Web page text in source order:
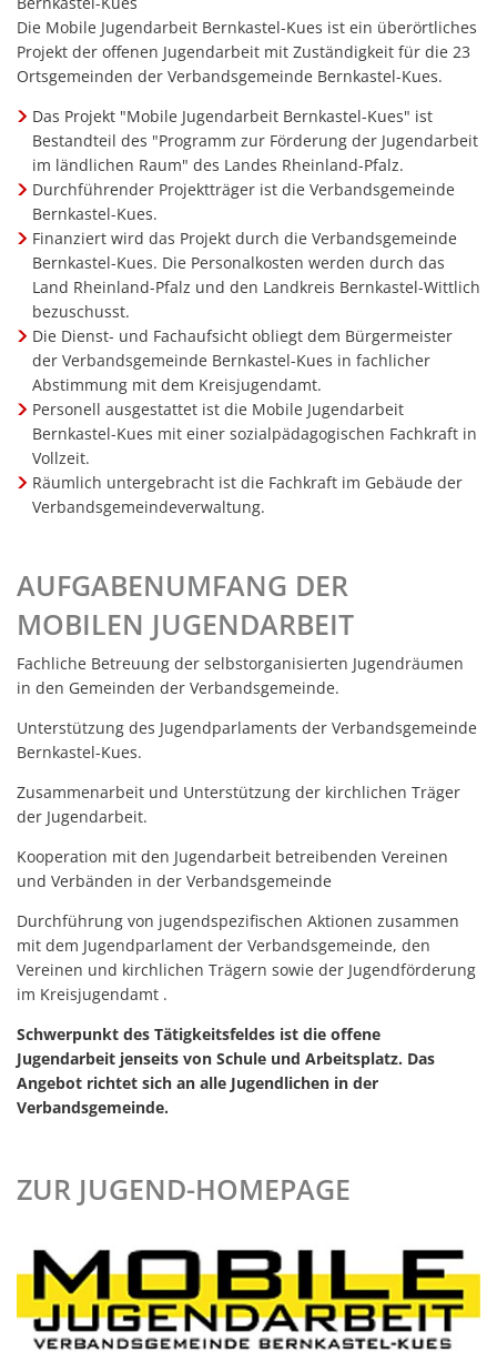
Lebenslagen
Mitfahrerbank
Moselbad
Mosel-Kino
Mosel-Musikfestival
Räume und
Redaktion Mitteilungblatt
Senioreninfos
Städtepartnerschaft
Karten und Pläne
Parteiinfos
Planen, Bauen, Wohnen
Standesamt
Schiedsmänner
Vermietung Güterhalle
Wahlen
Die Mobile Jugendarbeit Bernkastel-Kues ist ein überörtliches
Projekt der offenen Jugendarbeit mit Zuständigkeit für die 23
Ortsgemeinden der Verbandsgemeinde Bernkastel-Kues.
Das Projekt "Mobile Jugendarbeit Bernkastel-Kues" ist
Bestandteil des "Programm zur Förderung der Jugendarbeit
im ländlichen Raum" des Landes Rheinland-Pfalz.
Durchführender Projektträger ist die Verbandsgemeinde
Bernkastel-Kues.
Finanziert wird das Projekt durch die Verbandsgemeinde
Bernkastel-Kues. Die Personalkosten werden durch das
Land Rheinland-Pfalz und den Landkreis Bernkastel-Wittlich
bezuschusst.
Die Dienst- und Fachaufsicht obliegt dem Bürgermeister
der Verbandsgemeinde Bernkastel-Kues in fachlicher
Abstimmung mit dem Kreisjugendamt.
Personell ausgestattet ist die Mobile Jugendarbeit
Bernkastel-Kues mit einer sozialpädagogischen Fachkraft in
Vollzeit.
Räumlich untergebracht ist die Fachkraft im Gebäude der
Verbandsgemeindeverwaltung.
AUFGABENUMFANG DER
MOBILEN JUGENDARBEIT
Fachliche Betreuung der selbstorganisierten Jugendräumen
in den Gemeinden der Verbandsgemeinde.
Unterstützung des Jugendparlaments der Verbandsgemeinde
Bernkastel-Kues.
Zusammenarbeit und Unterstützung der kirchlichen Träger
der Jugendarbeit.
Kooperation mit den Jugendarbeit betreibenden Vereinen
und Verbänden in der Verbandsgemeinde
Durchführung von jugendspezifischen Aktionen zusammen
mit dem Jugendparlament der Verbandsgemeinde, den
Vereinen und kirchlichen Trägern sowie der Jugendförderung
im Kreisjugendamt .
Schwerpunkt des Tätigkeitsfeldes ist die offene
Jugendarbeit jenseits von Schule und Arbeitsplatz. Das
Angebot richtet sich an alle Jugendlichen in der
Verbandsgemeinde.
ZUR JUGEND-HOMEPAGE